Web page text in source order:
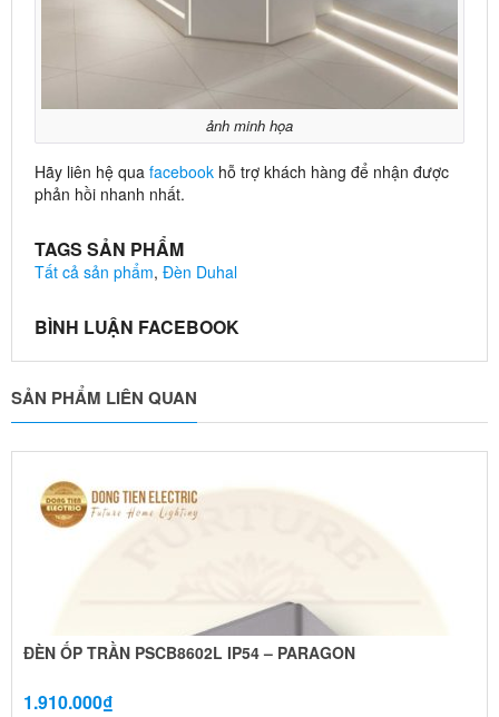
ảnh minh họa
Hãy liên hệ qua facebook hỗ trợ khách hàng để nhận được
phản hồi nhanh nhất.
TAGS SẢN PHẨM
Tất cả sản phẩm, Đèn Duhal
BÌNH LUẬN FACEBOOK
SẢN PHẨM LIÊN QUAN
ĐÈN ỐP TRẦN PSCB8602L IP54 – PARAGON
1.910.000₫